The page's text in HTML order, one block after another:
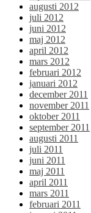
augusti 2012
juli 2012
juni 2012
maj 2012
april 2012
mars 2012
februari 2012
januari 2012
december 2011
november 2011
oktober 2011
september 2011
augusti 2011
juli 2011
juni 2011
maj 2011
april 2011
mars 2011
februari 2011